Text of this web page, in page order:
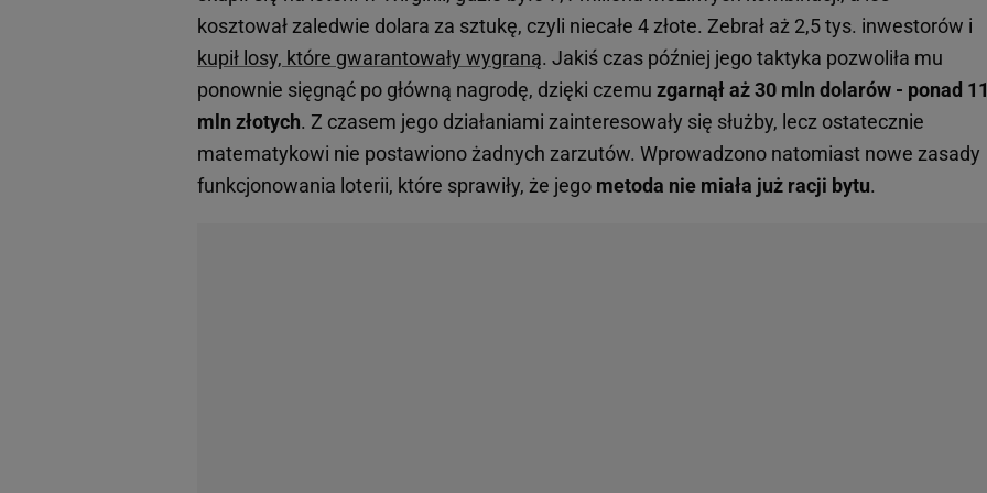
kosztował zaledwie dolara za sztukę, czyli niecałe 4 złote. Zebrał aż 2,5 tys. inwestorów i
kupił losy, które gwarantowały wygraną. Jakiś czas później jego taktyka pozwoliła mu
ponownie sięgnąć po główną nagrodę, dzięki czemu zgarnął aż 30 mln dolarów - ponad
mln złotych. Z czasem jego działaniami zainteresowały się służby, lecz ostatecznie
matematykowi nie postawiono żadnych zarzutów. Wprowadzono natomiast nowe zasady
funkcjonowania loterii, które sprawiły, że jego metoda nie miała już racji bytu.